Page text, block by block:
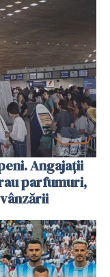
Angajații
parfumuri,